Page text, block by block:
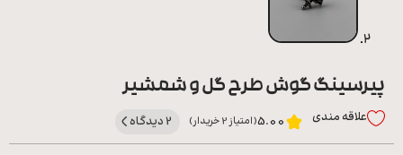
پیرسینگ گوش طرح گل و شمشیر
علاقه‌ مندی 5.00(امتیاز 2 خریدار) 2 دیدگاه